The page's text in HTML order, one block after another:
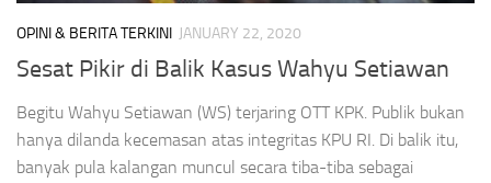
OPINI & BERITA TERKINI JANUARY 22, 2020
Sesat Pikir di Balik Kasus Wahyu Setiawan
Begitu Wahyu Setiawan (WS) terjaring OTT KPK. Publik bukan
hanya dilanda kecemasan atas integritas KPU RI. Di balik itu,
banyak pula kalangan muncul secara tiba-tiba sebagai